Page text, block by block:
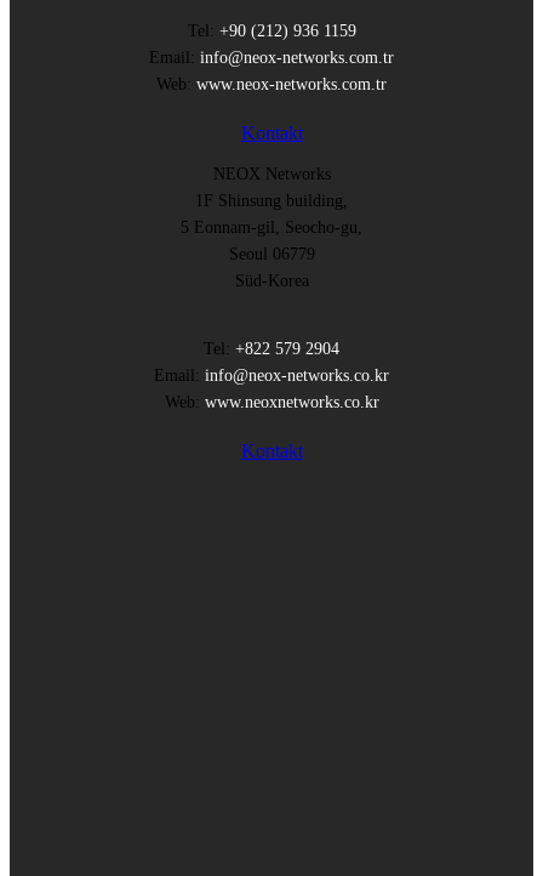
Tel: +90 (212) 936 1159
Email: info@neox-networks.com.tr
Web: www.neox-networks.com.tr
Kontakt
NEOX Networks
1F Shinsung building,
5 Eonnam-gil, Seocho-gu,
Seoul 06779
Süd-Korea
Tel: +822 579 2904
Email: info@neox-networks.co.kr
Web: www.neoxnetworks.co.kr
Kontakt